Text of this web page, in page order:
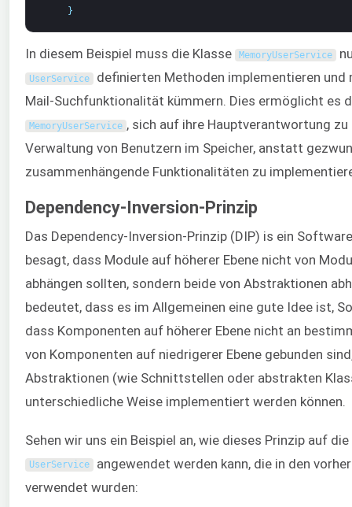
}
In diesem Beispiel muss die Klasse MemoryUserService
UserService definierten Methoden implementieren und
Mail-Suchfunktionalität kümmern. Dies ermöglicht es
MemoryUserService , sich auf ihre Hauptverantwortung
Verwaltung von Benutzern im Speicher, anstatt
zusammenhängende Funktionalitäten zu
Dependency-Inversion-Prinzip
Das Dependency-Inversion-Prinzip (DIP) is ein
besagt, dass Module auf höherer Ebene nicht von
abhängen sollten, sondern beide von Abstraktionen
bedeutet, dass es im Allgemeinen eine gute Idee ist,
dass Komponenten auf höherer Ebene nicht an
von Komponenten auf niedrigerer Ebene gebunden
Abstraktionen (wie Schnittstellen oder abstrakten
unterschiedliche Weise implementiert werden können.
Sehen wir uns ein Beispiel an, wie dieses Prinzip auf
UserService angewendet werden kann, die in den
verwendet wurden: